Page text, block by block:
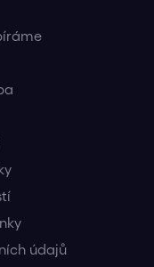
údajů